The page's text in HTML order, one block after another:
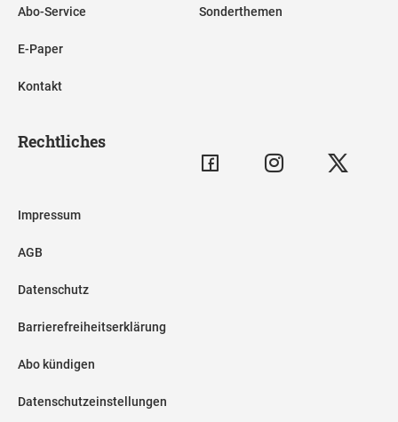
Abo-Service
E-Paper
Kontakt
Sonderthemen
Rechtliches
Impressum
AGB
Datenschutz
Barrierefreiheitserklärung
Abo kündigen
Datenschutzeinstellungen